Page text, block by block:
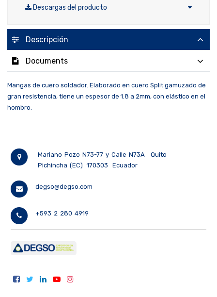
Descargas del producto
Descripción
Documents
Mangas de cuero soldador. Elaborado en cuero Split gamuzado de
gran resistencia, tiene un espesor de 1.8 a 2mm, con elástico en el
hombro.
Mariano Pozo N73-77 y Calle N73A
Quito
Pichincha (EC)
170303 Ecuador
degso@degso.com
+593 2 280 4919